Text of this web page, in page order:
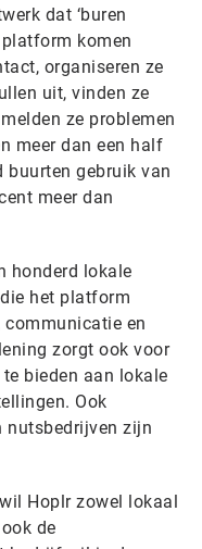
dat ‘buren
komen
organiseren ze
uit, vinden ze
ze problemen
meer dan een half
buurten gebruik van
meer dan
honderd lokale
het platform
en
zorgt ook voor
bieden aan lokale
Ook
nutsbedrijven zijn
Hoplr zowel lokaal
de